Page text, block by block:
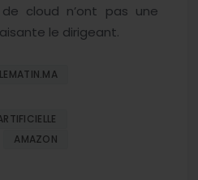
cloud n’ont pas une
le dirigeant.
LEMATIN.MA
AMAZON